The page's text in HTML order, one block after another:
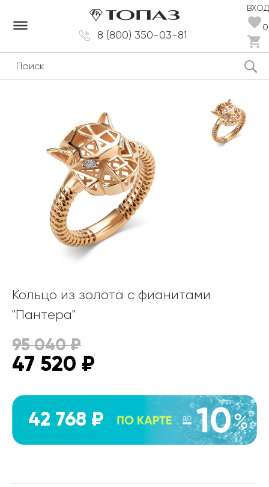
8 (800) 350-03-81
ВХОД
0
dehaze
Кольцо из золота с фианитами
"Пантера"
95 040₽
47 520 ₽
42 768 ₽